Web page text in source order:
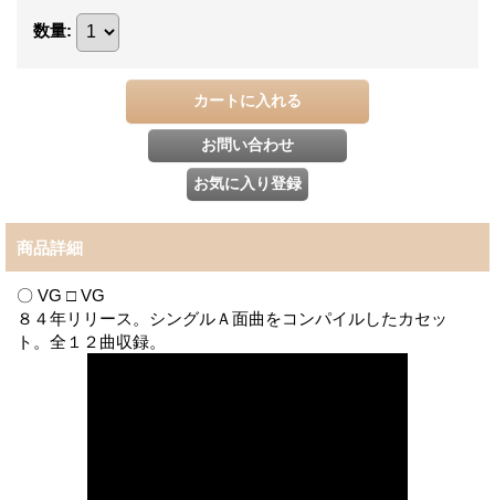
数量:
商品詳細
〇 VG □ VG
８４年リリース。シングルＡ面曲をコンパイルしたカセッ
ト。全１２曲収録。